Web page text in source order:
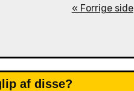
« Forrige side
af disse?